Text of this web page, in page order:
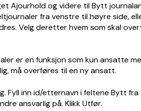
Ajourhold og videre til Bytt
fra venstre til høyre side,
Velg deretter hvem som skal
er en funksjon som kun ansatte
må overføres til en ny ansatt.
Fyll inn id/etternavn i feltene Bytt
ansvarlig på. Klikk Utfør.